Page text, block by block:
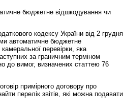
бюджетне відшкодування чи
кодексу України від 2 грудня
автоматичне бюджетне
перевірки, яка
за граничним терміном
до вимог, визначених статтею 76
примірного договору про
перелік звітів, які можна подавати